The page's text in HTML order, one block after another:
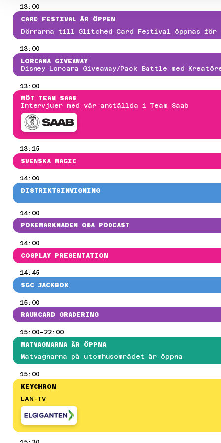
13:00
CARD FESTIVAL ÄR ÖPPEN
Dörrarna till Glitched Card Festival öppnas för
13:00
LORCANA GIVEAWAY
Disney Lorcana Giveaway/Pack Battle med
13:00
MÖT TEAM SAAB
Intervjuer med vår anställda i Team Saab
13:15
SVENSKA MAGIC
14:00
DISTRIKTSINVIGNING
14:00
POKEMARKNADEN Q&A PODCAST
14:00
COSPLAY PRESENTATION
14:45
SGC JACKBOX
15:00
RAUKCARD GRADERING
15:00–22:00
MATVAGNARNA ÄR ÖPPNA
Matvagnarna på utomhusområdet är öppna
15:00
KEYCHRON
LAN-TV